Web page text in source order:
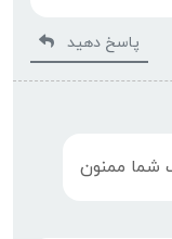
پاسخ دهید
شما ممنون